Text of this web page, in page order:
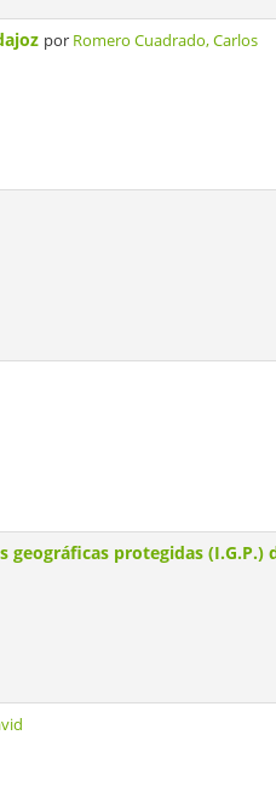
por Romero Cuadrado, Carlos
geográficas protegidas